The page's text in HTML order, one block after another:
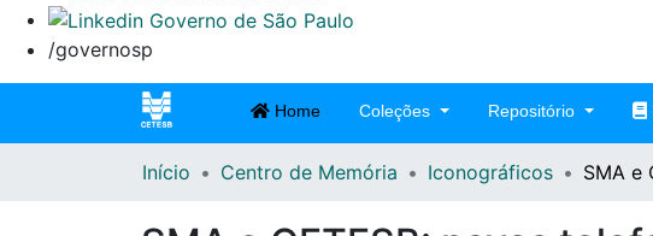
/governosp
Home Coleções Repositório
Início Centro de Memória Iconográficos SMA e